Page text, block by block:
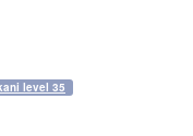
level 35